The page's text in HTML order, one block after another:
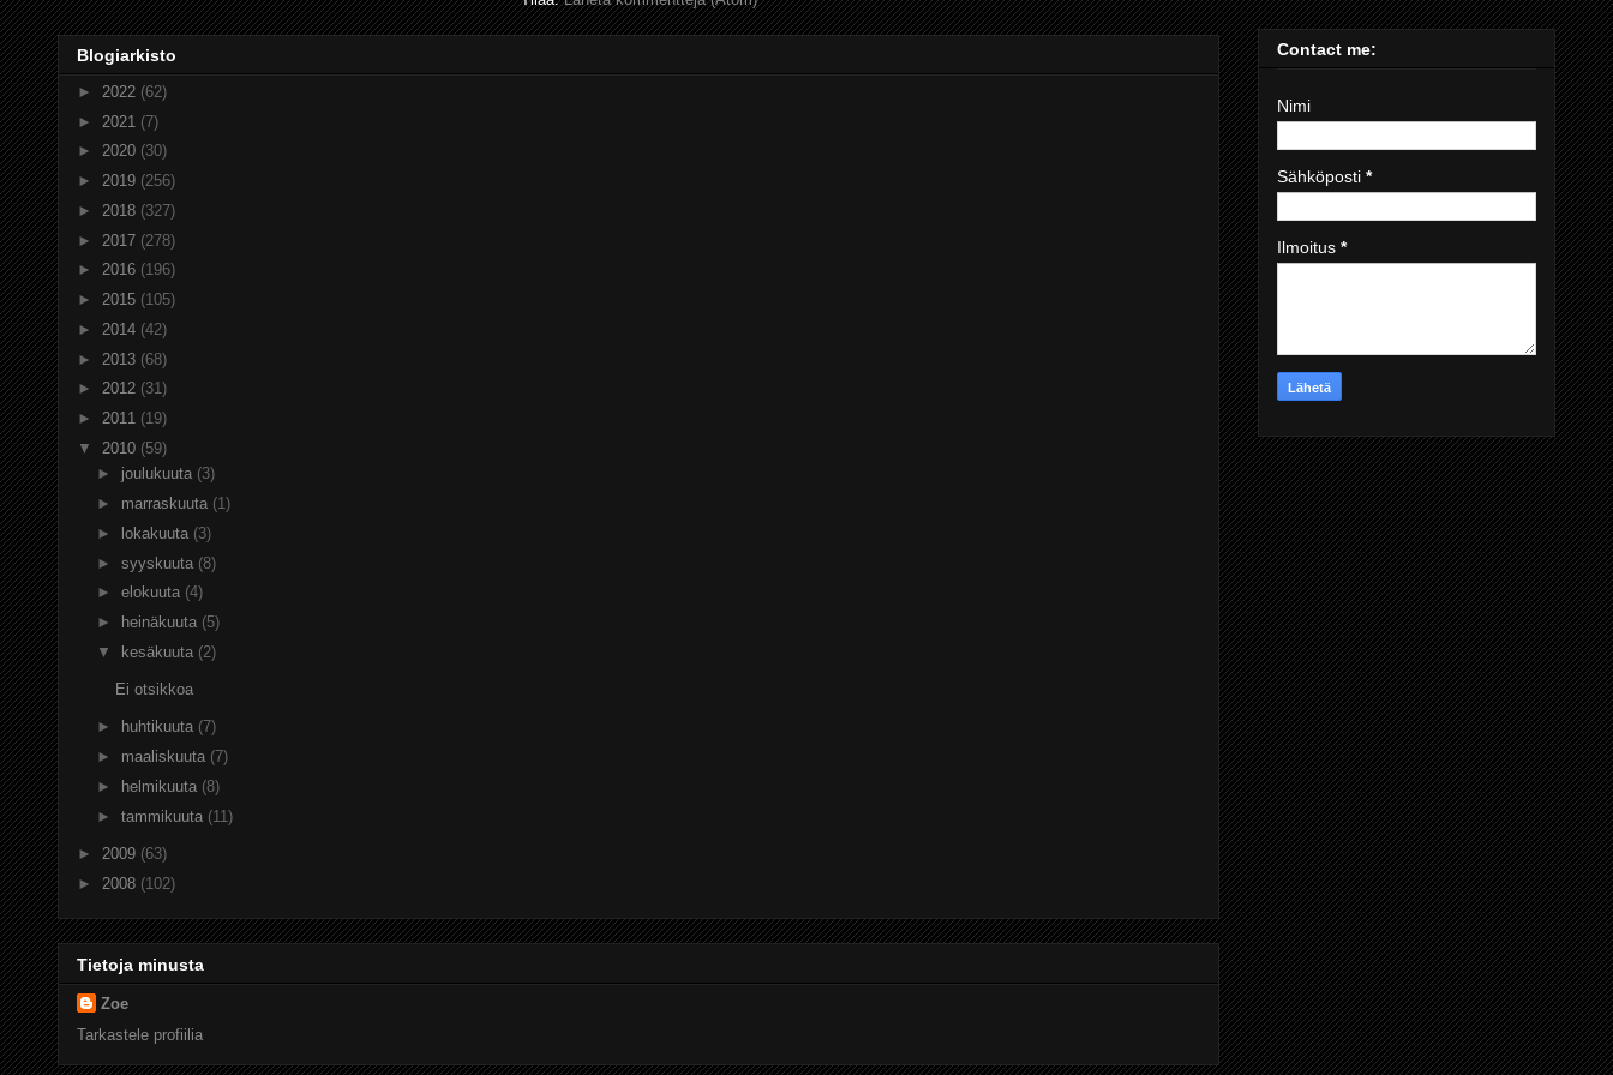
Blogiarkisto
► 2022 (62)
► 2021 (7)
► 2020 (30)
► 2019 (256)
► 2018 (327)
► 2017 (278)
► 2016 (196)
► 2015 (105)
► 2014 (42)
► 2013 (68)
► 2012 (31)
► 2011 (19)
▼ 2010 (59)
► joulukuuta (3)
► marraskuuta (1)
►
lokakuuta (3)
► syyskuuta (8)
► elokuuta (4)
►
heinäkuuta (5)
▼
kesäkuuta (2)
Ei otsikkoa
► huhtikuuta (7)
► maaliskuuta (7)
►
helmikuuta (8)
► tammikuuta (11)
► 2009 (63)
► 2008 (102)
Tietoja minusta
Zoe
Tarkastele profiilia
Contact me:
Nimi
Sähköposti *
Ilmoitus *